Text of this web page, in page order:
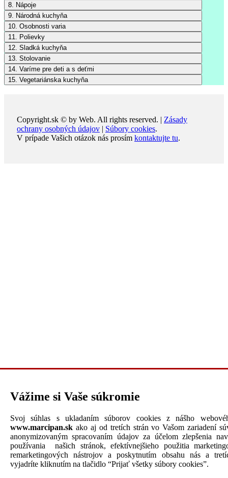
8. Nápoje
9. Národná kuchyňa
10. Osobnosti varia
11. Polievky
12. Sladká kuchyňa
13. Stolovanie
14. Varíme pre deti a s deťmi
15. Vegetariánska kuchyňa
Copyright.sk © by Web. All rights reserved. | Zásady
ochrany osobných údajov | Súbory cookies.
V prípade Vašich otázok nás prosím kontaktujte tu.
Vážime si Vaše súkromie
Svoj súhlas s ukladaním súborov cookies z nášho
www.marcipan.sk ako aj od tretích strán vo Vašom zariadení
anonymizovaným spracovaním údajov za účelom zlepšenia
používania našich stránok, efektívnejšieho použitia
remarketingových nástrojov a poskytnutím obsahu nás a
vyjadríte kliknutím na tlačidlo “Prijať všetky súbory cookies”.